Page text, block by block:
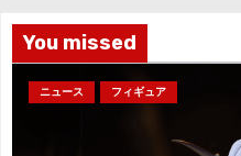
You missed
ニュース フィギュア